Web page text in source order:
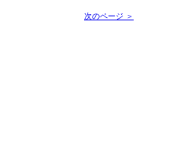
次のページ ＞